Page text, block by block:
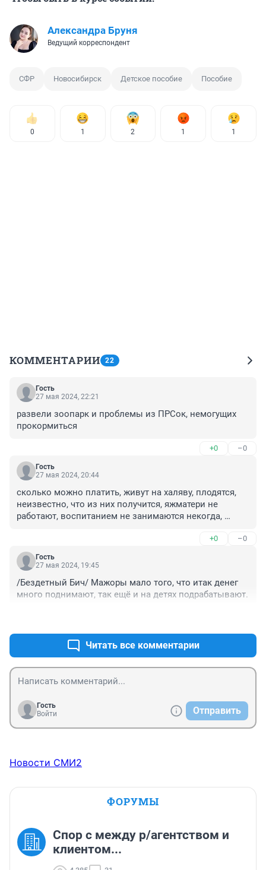
Александра Бруня
Ведущий корреспондент
СФР Новосибирск Детское пособие Пособие
0 1 2 1 1
КОММЕНТАРИИ 22
Гость
27 мая 2024, 22:21
развели зоопарк и проблемы из ПРСок, немогущих
прокормиться
+0 –0
Гость
27 мая 2024, 20:44
сколько можно платить, живут на халяву, плодятся,
неизвестно, что из них получится, яжматери не
работают, воспитанием не занимаются некогда,
полноценных детей, нам ноль, где справедливость? ,
многодетные, вам законом приписали
рожатьирожать, на до е ли уже от одного слова
+0 –0
Гость
27 мая 2024, 19:45
/Бездетный Бич/ Мажоры мало того, что итак денег
много поднимают, так ещё и на детях подрабатывают.
Читать все комментарии
Гость
Войти
Отправить
Новости СМИ2
ФОРУМЫ
Спор с между р/агентством и
клиентом...